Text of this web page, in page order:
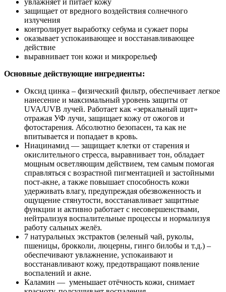
защищает от вредного воздействия солнечного
излучения
контролирует выработку себума и сужает поры
оказывает успокаивающее и восстанавливающее
действие
выравнивает тон кожи и микрорельеф
Основные действующие ингредиенты:
Оксид цинка – физический фильтр, обеспечивает легкое
нанесение и максимальный уровень защиты от
UVA/UVB лучей. Работает как «зеркальный щит»
отражая УФ лучи, защищает кожу от ожогов и
фотостарения. Абсолютно безопасен, та как не
впитывается и попадает в кровь.
Ниацинамид — защищает клетки от старения и
окислительного стресса, выравнивает тон, обладает
мощным осветляющим действием, тем самым помогая
справляться с возрастной пигментацией и застойными
пост-акне, а также повышает способность кожи
удерживать влагу, предупреждая обезвоженность и
ощущение стянутости, восстанавливает защитные
функции и активно работает с несовершенствами,
нейтрализуя воспалительные процессы и нормализуя
работу сальных желёз.
7 натуральных экстрактов (зеленый чай, руколы,
пшеницы, брокколи, люцерны, гинго билобы и т.д.) –
обеспечивают увлажнение, успокаивают и
восстанавливают кожу, предотвращают появление
воспалений и акне.
Каламин — уменьшает отёчность кожи, снимает